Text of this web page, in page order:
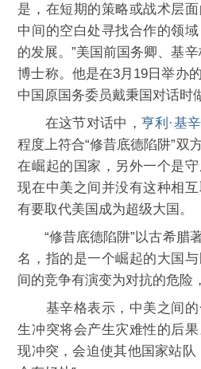
是，在短期的策略或战术层
中间的空白处寻找合作的领
的发展。”美国前国务卿、基
博士称。他是在3月19日举办
中国原国务委员戴秉国对话时
在这节对话中， 亨利·基
程度上符合“修昔底德陷阱”双
在崛起的国家，另外一个是
现在中美之间并没有这种相
有要取代美国成为超级大国。
“修昔底德陷阱”以古希腊
名，指的是一个崛起的大国
间的竞争有演变为对抗的危险
基辛格表示，中美之间的
生冲突将会产生灾难性的后
现冲突，会迫使其他国家站队